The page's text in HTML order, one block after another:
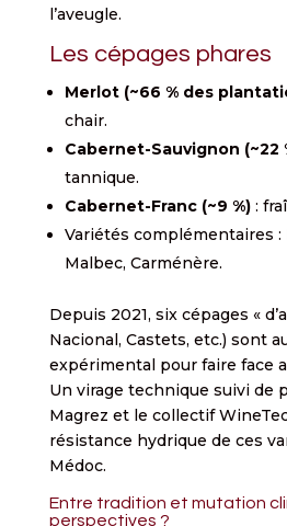
l’aveugle.
Les cépages phares
Merlot (~66 % des
chair.
Cabernet-Sauvignon (~22
tannique.
Cabernet-Franc (~9 %):
Variétés complémentaires :
Malbec, Carménère.
Depuis 2021, six cépages «
Nacional, Castets, etc.) sont
expérimental pour faire face
Un virage technique suivi de
Magrez et le collectif
résistance hydrique de ces
Médoc.
Entre tradition et mutation
perspectives ?